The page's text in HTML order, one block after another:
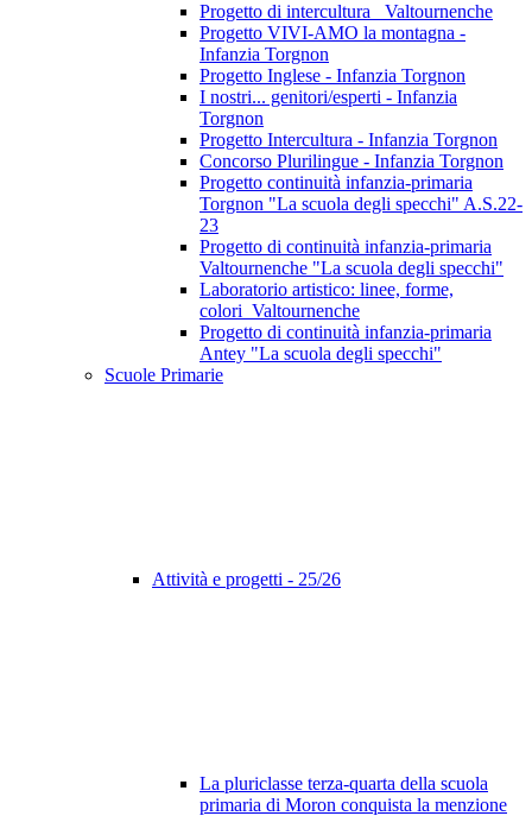
Progetto di intercultura_ Valtournenche
Progetto VIVI-AMO la montagna -
Infanzia Torgnon
Progetto Inglese - Infanzia Torgnon
I nostri... genitori/esperti - Infanzia
Torgnon
Progetto Intercultura - Infanzia Torgnon
Concorso Plurilingue - Infanzia Torgnon
Progetto continuità infanzia-primaria
Torgnon "La scuola degli specchi" A.S.22-
23
Progetto di continuità infanzia-primaria
Valtournenche "La scuola degli specchi"
Laboratorio artistico: linee, forme,
colori_Valtournenche
Progetto di continuità infanzia-primaria
Antey "La scuola degli specchi"
Scuole Primarie
Attività e progetti - 25/26
La pluriclasse terza-quarta della scuola
primaria di Moron conquista la menzione